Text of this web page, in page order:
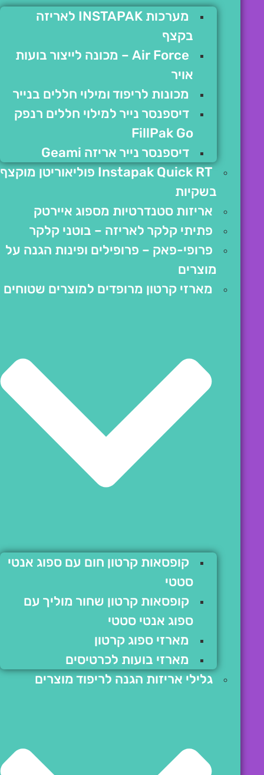
מערכות INSTAPAK לאריזה
בקצף
Air Force – מכונה לייצור בועות
אויר
מכונות לריפוד ומילוי חללים בנייר
דיספנסר נייר למילוי חללים רנפק
FillPak Go
דיספנסר נייר אריזה Geami
Instapak Quick RT פוליאוריטן מוקצף
בשקיות
אריזות סטנדרטיות מספוג איירטק
פתיתי קלקר לאריזה – בוטני קלקר
פרופי-פאק – פרופילים ופינות הגנה על
מוצרים
מארזי קרטון מרופדים למוצרים שטוחים
קופסאות קרטון חום עם ספוג אנטי
סטטי
קופסאות קרטון שחור מוליך עם
ספוג אנטי סטטי
מארזי ספוג קרטון
מארזי בועות לכרטיסים
גלילי אריזות הגנה לריפוד מוצרים